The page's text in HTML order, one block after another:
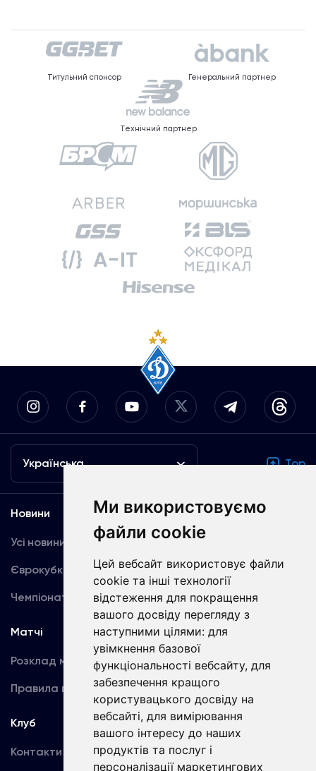
Ми використовуємо
файли cookie
Цей вебсайт використовує файли
cookie та інші технології
відстеження для покращення
вашого досвіду перегляду з
наступними цілями: для
увімкнення базової
функціональності вебсайту, для
забезпечення кращого
користувацького досвіду на
вебсайті, для вимірювання
вашого інтересу до наших
продуктів та послуг і
персоналізації маркетингових
Титульний спонсор Генеральний партнер
Технічний партнер
Українська Top
Новини
Усі новини
Єврокубки
Чемпіонат України
Медіа
Динамо TV
Фотогалерея
Акредитація
Матчі
Розклад матчів
Правила поведінки
Команда
Перша команда
U19
Клуб
Контакти